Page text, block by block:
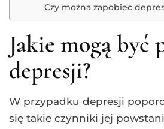
Czy można zapobiec
Jakie mogą być
depresji?
W przypadku depresji
się takie czynniki jej